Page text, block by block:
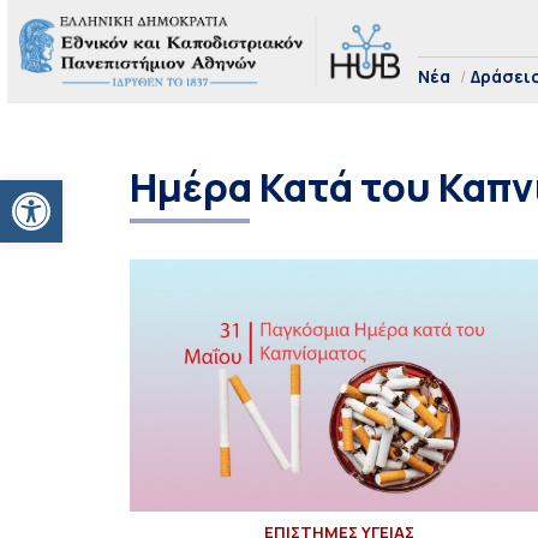
Ανοίξτε τη γραμμή εργαλείων
Νέα
Ημέρα Κατά του
ΕΠΙΣΤΗΜΕΣ ΥΓΕΙΑΣ